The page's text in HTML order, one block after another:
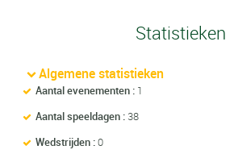
Statistieken
Algemene statistieken
Aantal evenementen : 1
Aantal speeldagen : 38
Wedstrijden :0